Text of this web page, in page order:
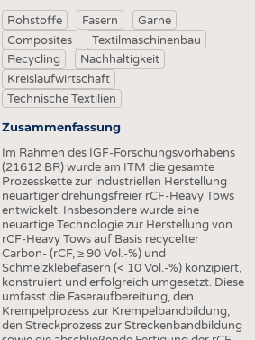
Rohstoffe Fasern
Garne
Composites
Textilmaschinenbau
Recycling
Nachhaltigkeit
Kreislaufwirtschaft
Technische Textilien
Zusammenfassung
Im Rahmen des IGF-Forschungsvorhabens
(21612 BR) wurde am ITM die gesamte
Prozesskette zur industriellen Herstellung
neuartiger drehungsfreier rCF-Heavy Tows
entwickelt. Insbesondere wurde eine
neuartige Technologie zur Herstellung von
rCF-Heavy Tows auf Basis recycelter
Carbon- (rCF, ≥ 90 Vol.-%) und
Schmelzklebefasern (< 10 Vol.-%) konzipiert,
konstruiert und erfolgreich umgesetzt. Diese
umfasst die Faseraufbereitung, den
Krempelprozess zur Krempelbandbildung,
den Streckprozess zur Streckenbandbildung